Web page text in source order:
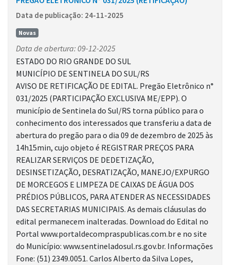
Data de publicação: 24-11-2025
Novas
Data de abertura: 09-12-2025
ESTADO DO RIO GRANDE DO SUL
MUNICÍPIO DE SENTINELA DO SUL/RS
AVISO DE RETIFICAÇÃO DE EDITAL. Pregão Eletrônico n°
031/2025 (PARTICIPAÇÃO EXCLUSIVA ME/EPP). O
município de Sentinela do Sul/RS torna público para o
conhecimento dos interessados que transferiu a data de
abertura do pregão para o dia 09 de dezembro de 2025 às
14h15min, cujo objeto é REGISTRAR PREÇOS PARA
REALIZAR SERVIÇOS DE DEDETIZAÇÃO,
DESINSETIZAÇÃO, DESRATIZAÇÃO, MANEJO/EXPURGO
DE MORCEGOS E LIMPEZA DE CAIXAS DE ÁGUA DOS
PRÉDIOS PÚBLICOS, PARA ATENDER AS NECESSIDADES
DAS SECRETARIAS MUNICIPAIS. As demais cláusulas do
edital permanecem inalteradas. Download do Edital no
Portal www.portaldecompraspublicas.com.br e no site
do Município: www.sentineladosul.rs.gov.br. Informações
Fone: (51) 2349.0051. Carlos Alberto da Silva Lopes,